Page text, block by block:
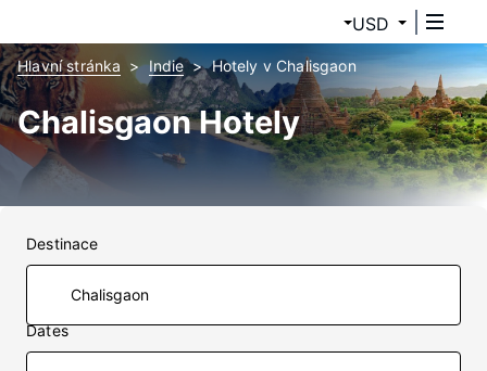
USD
Hlavní stránka Indie Hotely v Chalisgaon
Chalisgaon Hotely
Destinace
Dates